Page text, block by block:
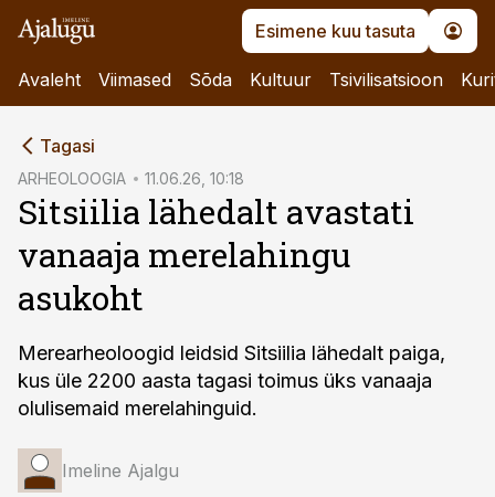
Esimene kuu tasuta
Avaleht Viimased Sõda Kultuur Tsivilisatsioon
Tagasi
ARHEOLOOGIA 11.06.26, 10:18
Sitsiilia lähedalt avastati
vanaaja merelahingu
asukoht
Merearheoloogid leidsid Sitsiilia lähedalt paiga,
kus üle 2200 aasta tagasi toimus üks vanaaja
olulisemaid merelahinguid.
Imeline Ajalgu